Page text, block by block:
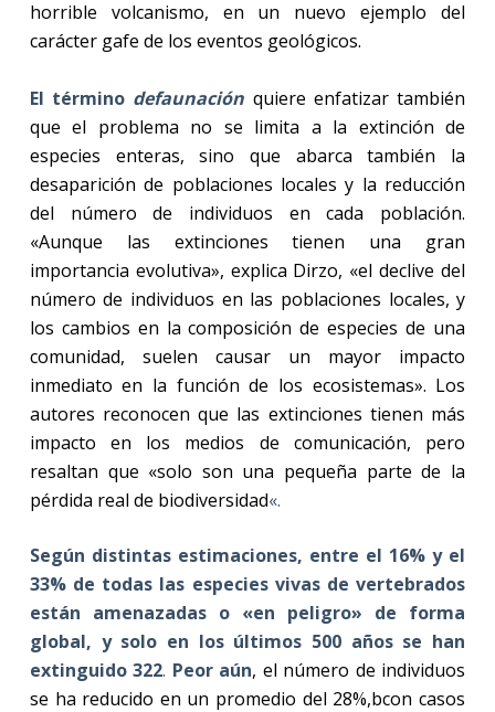
horrible volcanismo, en un nuevo ejemplo del
carácter gafe de los eventos geológicos.
El término defaunación quiere enfatizar también
que el problema no se limita a la extinción de
especies enteras, sino que abarca también la
desaparición de poblaciones locales y la reducción
del número de individuos en cada población.
«Aunque las extinciones tienen una gran
importancia evolutiva», explica Dirzo, «el declive del
número de individuos en las poblaciones locales, y
los cambios en la composición de especies de una
comunidad, suelen causar un mayor impacto
inmediato en la función de los ecosistemas». Los
autores reconocen que las extinciones tienen más
impacto en los medios de comunicación, pero
resaltan que «solo son una pequeña parte de la
pérdida real de biodiversidad«.
Según distintas estimaciones, entre el 16% y el
33% de todas las especies vivas de vertebrados
están amenazadas o «en peligro» de forma
global, y solo en los últimos 500 años se han
extinguido 322. Peor aún, el número de individuos
se ha reducido en un promedio del 28%,bcon casos